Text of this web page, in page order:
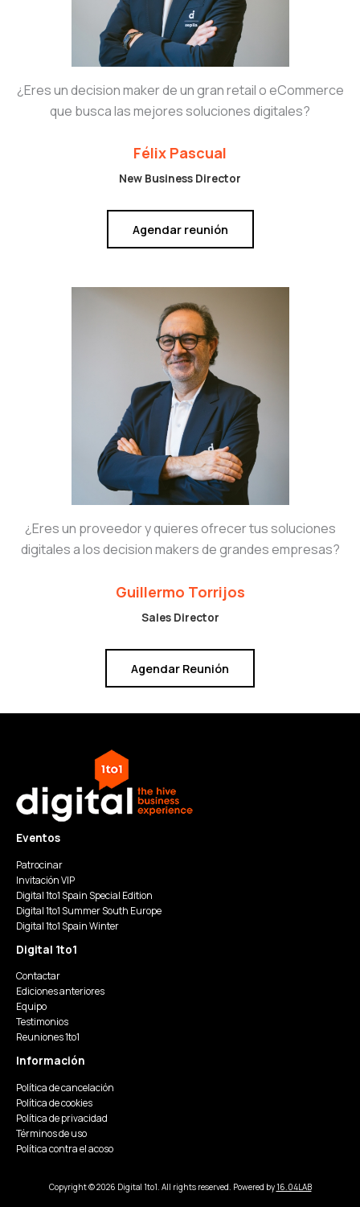
¿Eres un decision maker de un gran retail o eCommerce
que busca las mejores soluciones digitales?
Félix Pascual
New Business Director
Agendar reunión
¿Eres un proveedor y quieres ofrecer tus soluciones
digitales a los decision makers de grandes empresas?
Guillermo Torrijos
Sales Director
Agendar Reunión
Eventos
Patrocinar
Invitación VIP
Digital 1to1 Spain Special Edition
Digital 1to1 Summer South Europe
Digital 1to1 Spain Winter
Digital 1to1
Contactar
Ediciones anteriores
Equipo
Testimonios
Reuniones 1to1
Información
Política de cancelación
Política de cookies
Política de privacidad
Términos de uso
Política contra el acoso
Copyright © 2026 Digital 1to1. All rights reserved. Powered by16.04LAB